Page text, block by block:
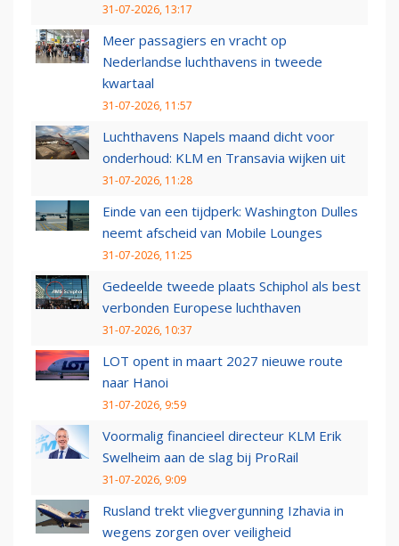
31-07-2026, 13:17
Meer passagiers en vracht op
Nederlandse luchthavens in tweede
kwartaal
31-07-2026, 11:57
Luchthavens Napels maand dicht voor
onderhoud: KLM en Transavia wijken uit
31-07-2026, 11:28
Einde van een tijdperk: Washington Dulles
neemt afscheid van Mobile Lounges
31-07-2026, 11:25
Gedeelde tweede plaats Schiphol als best
verbonden Europese luchthaven
31-07-2026, 10:37
LOT opent in maart 2027 nieuwe route
naar Hanoi
31-07-2026, 9:59
Voormalig financieel directeur KLM Erik
Swelheim aan de slag bij ProRail
31-07-2026, 9:09
Rusland trekt vliegvergunning Izhavia in
wegens zorgen over veiligheid